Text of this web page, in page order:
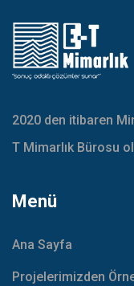
2020 den itibaren
T Mimarlık Bürosu
Menü
Ana Sayfa
Projelerimizden